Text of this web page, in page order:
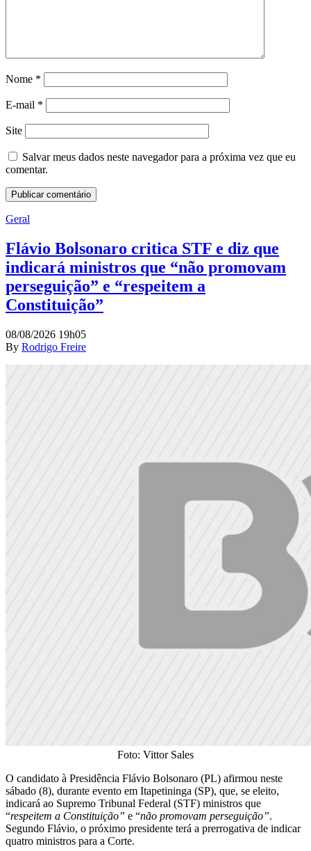
Nome *
E-mail *
Site
Salvar meus dados neste navegador para a próxima vez que eu
comentar.
Geral
Flávio Bolsonaro critica STF e diz que
indicará ministros que “não promovam
perseguição” e “respeitem a
Constituição”
08/08/2026 19h05
By Rodrigo Freire
Foto: Vittor Sales
O candidato à Presidência Flávio Bolsonaro (PL) afirmou neste
sábado (8), durante evento em Itapetininga (SP), que, se eleito,
indicará ao Supremo Tribunal Federal (STF) ministros que
“respeitem a Constituição” e “não promovam perseguição”.
Segundo Flávio, o próximo presidente terá a prerrogativa de indicar
quatro ministros para a Corte.